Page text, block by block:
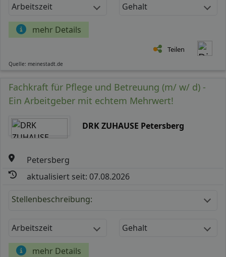
Arbeitszeit Gehalt
mehr Details
Teilen
Quelle: meinestadt.de
Fachkraft für Pflege und Betreuung (m/ w/ d) -
Ein Arbeitgeber mit echtem Mehrwert!
DRK ZUHAUSE Petersberg
Petersberg
aktualisiert seit: 07.08.2026
Stellenbeschreibung:
Arbeitszeit Gehalt
mehr Details